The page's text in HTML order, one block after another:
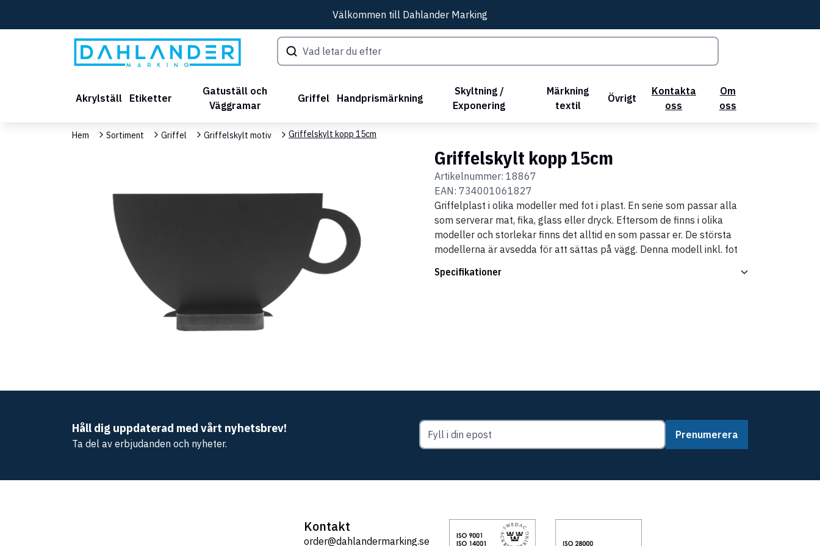
Välkommen till Dahlander Marking
Akrylställ Etiketter
Gatuställ och
Väggramar
Griffel Handprismärkning
Skyltning /
Exponering
Märkning
textil
Övrigt
Kontakta
oss
Om
oss
Hem Sortiment Griffel Griffelskylt motiv Griffelskylt kopp 15cm
Griffelskylt kopp 15cm
Artikelnummer: 18867
EAN: 734001061827
Griffelplast i olika modeller med fot i plast. En serie som passar alla
som serverar mat, fika, glass eller dryck. Eftersom de finns i olika
modeller och storlekar finns det alltid en som passar er. De största
modellerna är avsedda för att sättas på vägg. Denna modell inkl. fot
Specifikationer
Håll dig uppdaterad med vårt nyhetsbrev!
Ta del av erbjudanden och nyheter.
Prenumerera
Kontakt
order@dahlandermarking.se